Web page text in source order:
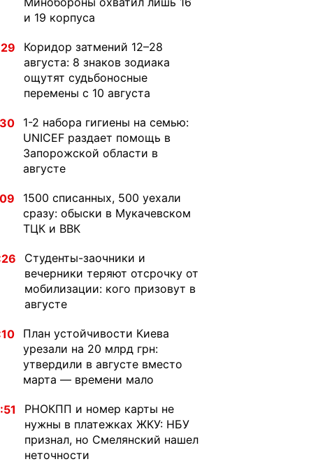
и 19 корпуса
Коридор затмений 12–28
августа: 8 знаков зодиака
ощутят судьбоносные
перемены с 10 августа
1-2 набора гигиены на семью:
UNICEF раздает помощь в
Запорожской области в
августе
1500 списанных, 500 уехали
сразу: обыски в Мукачевском
ТЦК и ВВК
Студенты-заочники и
вечерники теряют отсрочку от
мобилизации: кого призовут в
августе
План устойчивости Киева
урезали на 20 млрд грн:
утвердили в августе вместо
марта — времени мало
РНОКПП и номер карты не
нужны в платежках ЖКУ: НБУ
признал, но Смелянский нашел
неточности